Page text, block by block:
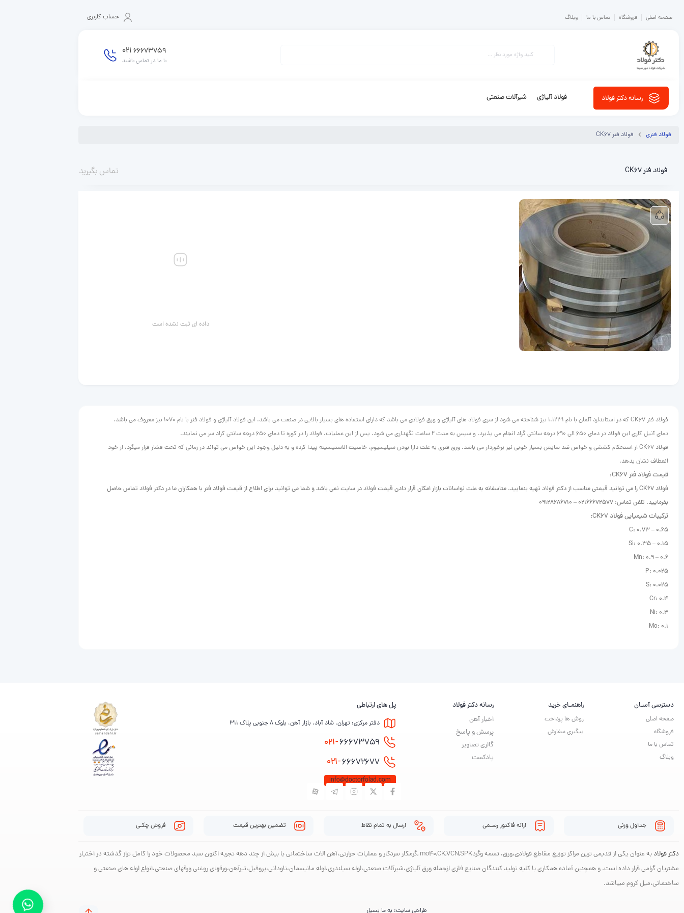
صفحه اصلی فروشگاه تماس با ما وبلاگ حساب کاربری
66673759
021
با ما در تماس باشید
رسانه دکتر فولاد فولاد آلیاژی شیرآلات صنعتی
فولاد فنری فولاد فنر CK67
فولاد فنر CK67 تماس بگیرید
داده ای ثبت نشده است
فولاد فنر CK67 که در استاندارد آلمان با نام 1.1231 نیز شناخته می شود از سری فولاد های آلیاژی و ورق فولادی می باشد که دارای استفاده های بسیار بالایی در صنعت می باشد. این فولاد آلیاژی و فولاد فنر با نام 1070 نیز معروف می باشد.
دمای آنیل کاری این فولاد در دمای 650 الی 690 درجه سانتی گراد انجام می پذیرد. و سپس به مدت 2 ساعت نگهداری می شود. پس از این عملیات، فولاد را در کوره تا دمای 650 درجه سانتی کراد سر می نمایند.
فولاد CK67 از استحکام کششی و خواص ضد سایش بسیار خوبی نیز برخوردار می باشد. ورق فنری به علت دارا بودن سیلیسیوم، خاصیت الاستیسیته پیدا کرده و به دلیل وجود این خواص می تواند در زمانی که تحت فشار قرار میگرد، از خود
انعطاف نشان بدهد.
قیمت فولاد فنر CK67:
فولاد CK67 را می توانید قیمتی مناسب از دکتر فولاد تهیه بنمایید. متاسفانه به علت نواسانات بازار امکان قرار دادن قیمت فولاد در سایت نمی باشد و شما می توانید برای اطلاع از قیمت فولاد فنر با همکاران ما در دکتر فولاد تماس حاصل
بفرمایید. تلفن تماس: 02166672577 – 09128686710
ترکیبات شیمیایی فولاد CK67:
C: 0.73 – 0.65
Si: 0.35 – 0.15
Mn: 0.9 – 0.6
P: 0.025
S: 0.025
Cr: 0.4
Ni: 0.4
Mo: 0.1
دسترسی آسـان
صفحه اصلی
فروشگاه
تماس با ما
وبلاگ
راهنمـای خرید
روش ها پرداخت
پیگیری سفارش
رسانه دکتر فولاد
اخبار آهن
پرسش و پاسخ
گالری تصاویر
پادکست
پل های ارتباطی
دفتر مرکزی: تهران، شاد آباد، بازار آهن، بلوک ۸ جنوبی پلاک ۳۱۱
021-66673759
021-66672677
info@doctorfolad.com
جداول وزنی ارائه فاکتور رسـمی ارسال به تمام نقاط تضمین بهترین قیمت فروش چکـی
دکتر فولاد
به عنوان یکی از قدیمی ترین مراکز توزیع مقاطع فولادی،ورق، تسمه وگردmo40,CK,VCN,SPK ,گرمکار سردکار و عملیات حرارتی،آهن الات ساختمانی با بیش از چند دهه تجربه اکنون سبد محصولات خود را کامل تراز گذشته در اختیار
مشتریان گرامی قرار داده است. و همچنین آماده همکاری با کلیه تولید کنندگان صنایع فلزی ازجمله ورق آلیاژی،شیرآلات صنعتی،لوله سیلندری،لوله مانیسمان،ناودانی،پروفیل،تیرآهن،ورقهای روغنی ورقهای صنعتی،انواع لوله های صنعتی و
ساختمانی،میل کروم میباشد.